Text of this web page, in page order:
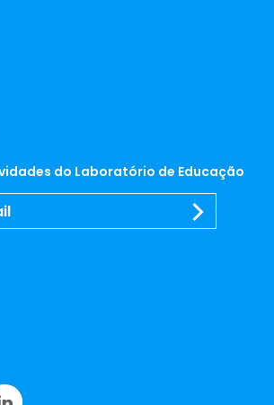
do Laboratório de Educação